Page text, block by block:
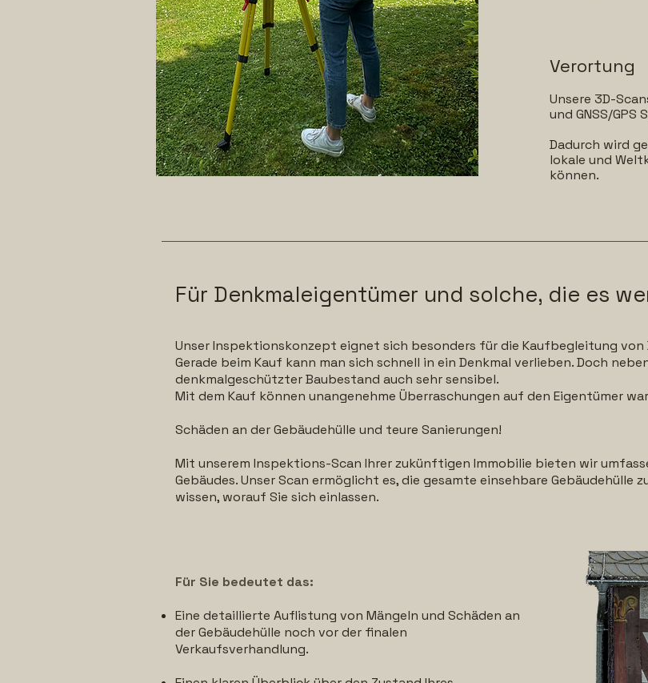
Verortung
Unsere 3D-
und GNSS/
Dadurch wird
lokale und
können.
Für Denkmaleigentümer und solche, die es
Unser Inspektionskonzept eignet sich besonders für die Kaufbegleitung von
Gerade beim Kauf kann man sich schnell in ein Denkmal verlieben. Doch
denkmalgeschützter Baubestand auch sehr sensibel.
Mit dem Kauf können unangenehme Überraschungen auf den Eigentümer
Schäden an der Gebäudehülle und teure Sanierungen!
Mit unserem Inspektions-Scan Ihrer zukünftigen Immobilie bieten wir
Gebäudes. Unser Scan ermöglicht es, die gesamte einsehbare Gebäudehülle
wissen, worauf Sie sich einlassen.
Für Sie bedeutet das:
Eine detaillierte Auflistung von Mängeln und Schäden an
der Gebäudehülle noch vor der finalen
Verkaufsverhandlung.